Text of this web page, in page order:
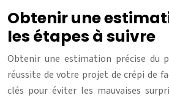
Obtenir une
les étapes à suivre
Obtenir une estimation précise du
réussite de votre projet de crépi de
clés pour éviter les mauvaises